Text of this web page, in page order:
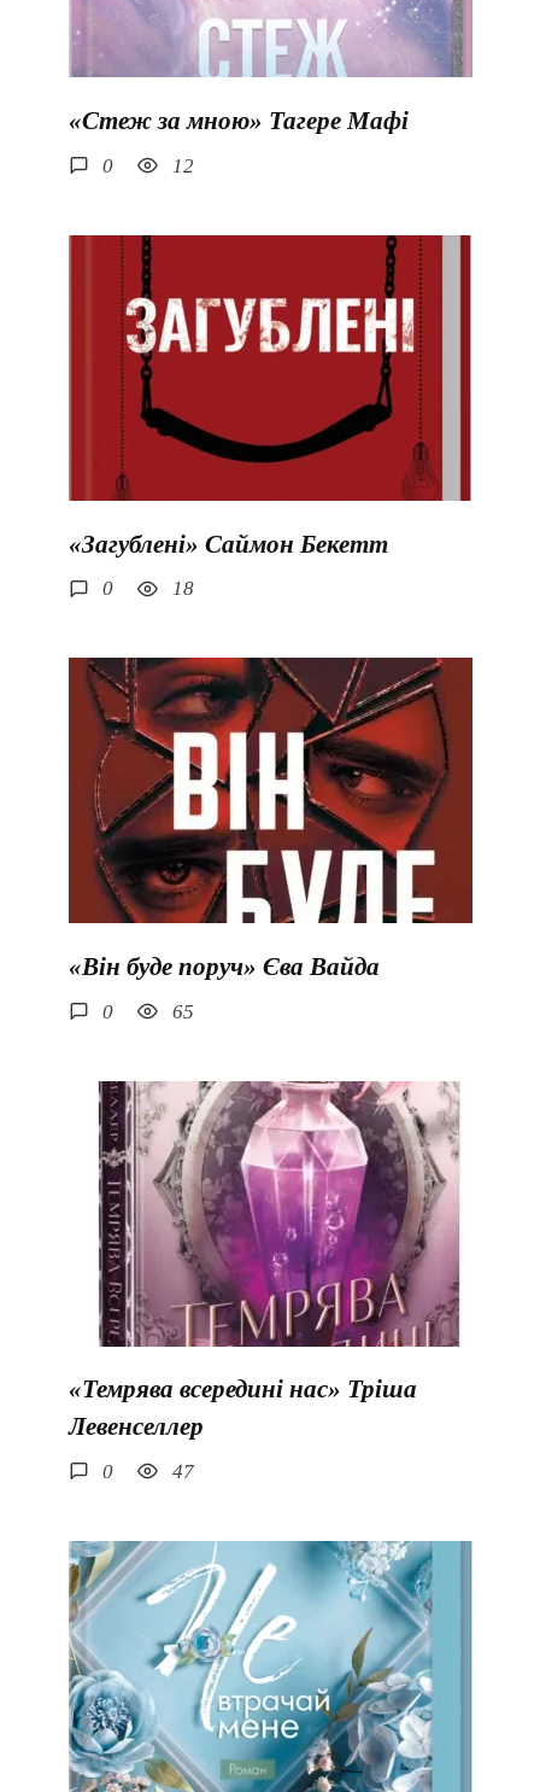
«Стеж за мною» Тагере Мафі
0 12
«Загублені» Саймон Бекетт
0 18
«Він буде поруч» Єва Вайда
0 65
«Темрява всередині нас» Тріша
Левенселлер
0 47